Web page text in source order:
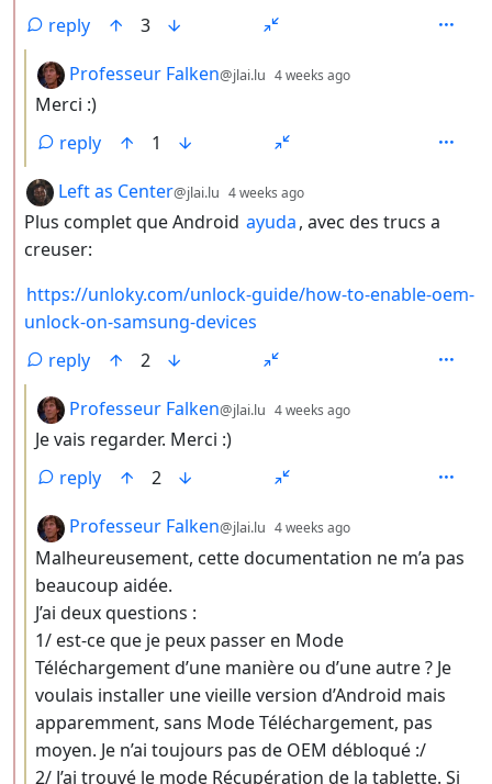
reply
3
by
Professeur Falken@jlai.lu 4 weeks ago
Merci :)
reply
1
by
Left as Center@jlai.lu 4 weeks ago
Plus complet que Android ayuda, avec des trucs a
creuser:
https://unloky.com/unlock-guide/how-to-enable-oem-
unlock-on-samsung-devices
reply
2
by
Professeur Falken@jlai.lu 4 weeks ago
Je vais regarder. Merci :)
reply
2
by
Professeur Falken@jlai.lu 4 weeks ago
Malheureusement, cette documentation ne m’a pas
beaucoup aidée.
J’ai deux questions :
1/ est-ce que je peux passer en Mode
Téléchargement d’une manière ou d’une autre ? Je
voulais installer une vieille version d’Android mais
apparemment, sans Mode Téléchargement, pas
moyen. Je n’ai toujours pas de OEM débloqué :/
2/ J’ai trouvé le mode Récupération de la tablette. Si